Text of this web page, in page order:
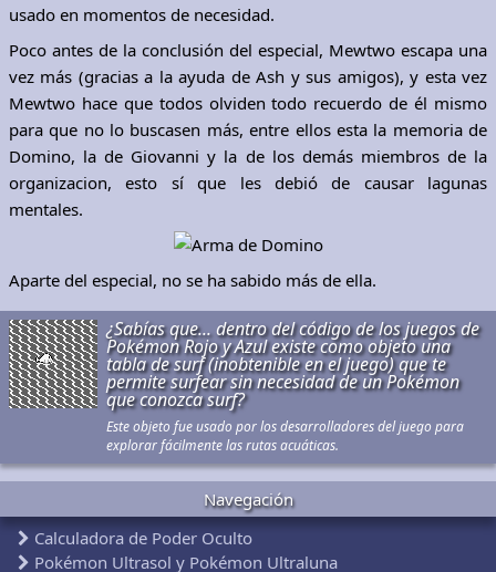
usado en momentos de necesidad.
Poco antes de la conclusión del especial, Mewtwo escapa una
vez más (gracias a la ayuda de Ash y sus amigos), y esta vez
Mewtwo hace que todos olviden todo recuerdo de él mismo
para que no lo buscasen más, entre ellos esta la memoria de
Domino, la de Giovanni y la de los demás miembros de la
organizacion, esto sí que les debió de causar lagunas
mentales.
Aparte del especial, no se ha sabido más de ella.
¿Sabías que... dentro del código de los juegos de
Pokémon Rojo y Azul existe como objeto una
tabla de surf (inobtenible en el juego) que te
permite surfear sin necesidad de un Pokémon
que conozca surf?
Este objeto fue usado por los desarrolladores del juego para
explorar fácilmente las rutas acuáticas.
Navegación
Calculadora de Poder Oculto
Pokémon Ultrasol y Pokémon Ultraluna